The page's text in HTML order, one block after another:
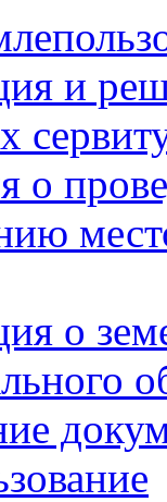
и
о
о